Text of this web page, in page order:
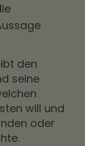
den
seine
will und
oder